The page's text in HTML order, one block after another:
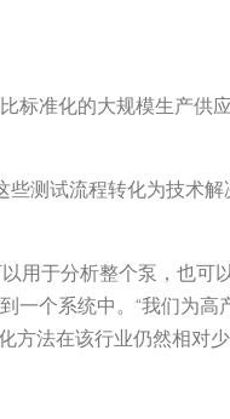
标准化的大规模生产供
些测试流程转化为技术
用于分析整个泵，也可
一个系统中。“我们为高
方法在该行业仍然相对